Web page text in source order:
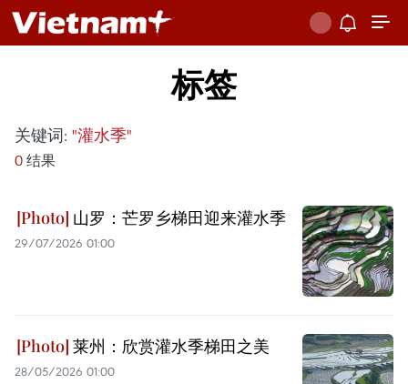
标签
关键词: "灌水季"
0 结果
山罗：芒罗乡梯田迎来灌水季
29/07/2026 01:00
莱州：欣赏灌水季梯田之美
28/05/2026 01:00